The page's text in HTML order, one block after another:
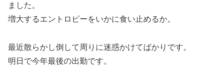
ました。
増大するエントロピーをいかに食い止めるか。
最近散らかし倒して周りに迷惑かけてばかりです。
明日で今年最後の出勤です。